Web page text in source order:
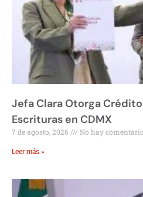
Jefa Clara Otorga
Escrituras en CDMX
7 de agosto, 2026 No hay
Leer más »